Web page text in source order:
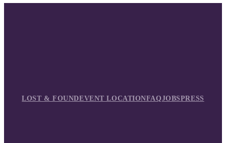
LOST & FOUNDEVENT LOCATIONFAQJOBSPRESS